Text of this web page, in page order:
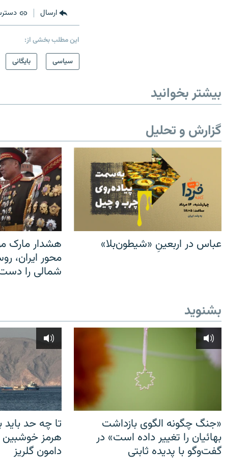
ارسال
این مطلب بخشی از:
سیاسی
بایگانی
بیشتر بخوانید
گزارش و تحلیل
عباس در اربعینِ «شیطون‌بلا»
هشدار مارک
محور ایران،
شمالی را
بشنوید
«جنگ چگونه الگوی بازداشت
بهائیان را تغییر داده است» در
گفت‌وگو با پدیده ثابتی
تا چه حد
هرمز خوشبین
دامون گلریز